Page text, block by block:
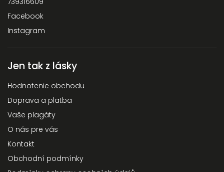
Facebook
Instagram
Jen tak z lásky
Hodnotenie obchodu
Doprava a platba
Vaše plagáty
O nás pre vás
Kontakt
Obchodní podmínky